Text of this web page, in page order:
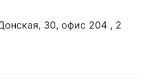
30, офис 204 , 2